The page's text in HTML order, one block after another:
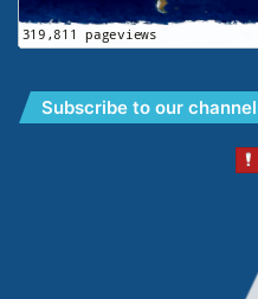
Subscribe to our channel